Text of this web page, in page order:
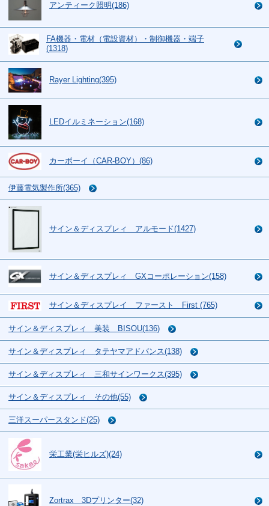
アンティーク照明(186)
FA機器・電材（電設資材）・制御機器・端子
(1318)
Rayer Lighting(395)
LEDイルミネーション(168)
カーボーイ（CAR-BOY）(86)
伊藤電気製作所(365)
サイン＆ディスプレィ アルモード(1427)
サイン＆ディスプレィ GXコーポレーション(158)
サイン＆ディスプレイ ファースト First (765)
サイン＆ディスプレィ 美装 BISOU(136)
サイン＆ディスプレィ タテヤマアドバンス(138)
サイン＆ディスプレィ 三和サインワークス(395)
サイン＆ディスプレィ その他(55)
三洋スーパースタンド(25)
栄工業(栄ヒルズ)(24)
Zortrax 3Dプリンター(32)